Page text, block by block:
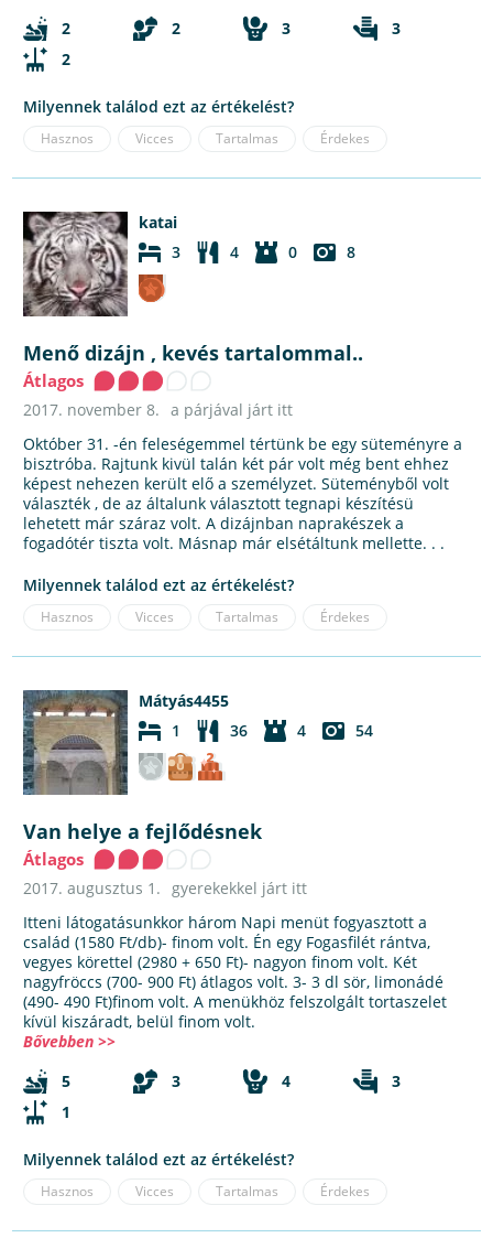
2
2 3
3
2
Milyennek találod ezt az értékelést?
Hasznos Vicces Tartalmas Érdekes
katai
3
4 0 8
Menő dizájn , kevés tartalommal..
Átlagos
2017. november 8. a párjával járt itt
Október 31. -én feleségemmel tértünk be egy süteményre a
bisztróba. Rajtunk kivül talán két pár volt még bent ehhez
képest nehezen került elő a személyzet. Süteményből volt
választék , de az általunk választott tegnapi készítésü
lehetett már száraz volt. A dizájnban naprakészek a
fogadótér tiszta volt. Másnap már elsétáltunk mellette. . .
Milyennek találod ezt az értékelést?
Hasznos Vicces Tartalmas Érdekes
Mátyás4455
1
36 4 54
Van helye a fejlődésnek
Átlagos
2017. augusztus 1.
gyerekekkel járt itt
Itteni látogatásunkkor három Napi menüt fogyasztott a
család (1580 Ft/db)- finom volt. Én egy Fogasfilét rántva,
vegyes körettel (2980 + 650 Ft)- nagyon finom volt. Két
nagyfröccs (700- 900 Ft) átlagos volt. 3- 3 dl sör, limonádé
(490- 490 Ft)finom volt. A menükhöz felszolgált tortaszelet
kívül kiszáradt, belül finom volt.
Bővebben >>
5
3 4
3
1
Milyennek találod ezt az értékelést?
Hasznos Vicces Tartalmas Érdekes